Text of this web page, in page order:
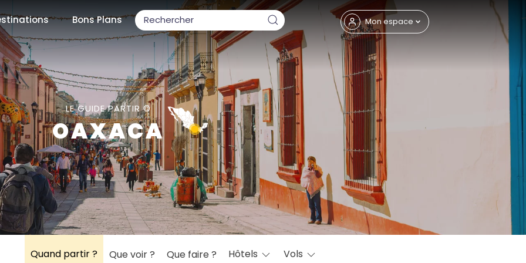
Bons Plans Mon espace
LE GUIDE PARTIR ©
OAXACA
Quand partir ? Que voir ? Que faire ? Hôtels Vols
Fermer
populaires
mois
Février Mars Avril Mai Juin Juillet Août
Septembre
Novembre Décembre